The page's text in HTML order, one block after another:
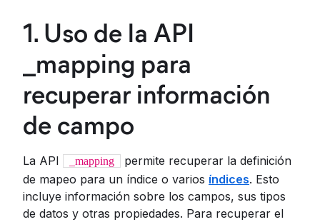
1. Uso de la API
_mapping para
recuperar información
de campo
La API _mapping
permite recuperar la definición
de mapeo para un índice o varios índices. Esto
incluye información sobre los campos, sus tipos
de datos y otras propiedades. Para recuperar el